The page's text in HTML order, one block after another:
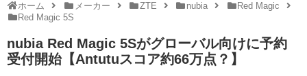
ホーム メーカー ZTE nubia
Red Magic
Red Magic 5S
nubia Red Magic 5Sがグローバル向けに予約
受付開始【Antutuスコア約66万点？】